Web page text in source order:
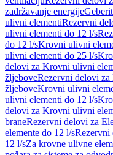
zadržavanje energije
ulivni elementiRezervni
ulivni elementi do 12 l/s
do 12 l/sKrovni ulivni
ulivni elementi do 25 l/s
delovi za Krovni ulivni
žljeboveRezervni delovi
žljeboveKrovni ulivni
ulivni elementi do 12 l/s
delovi za Krovni ulivni
braneRezervni delovi za
elemente do 12 l/sRezervni
12 l/sZa krovne ulivne